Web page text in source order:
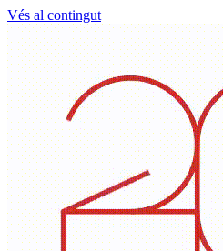
Vés al contingut